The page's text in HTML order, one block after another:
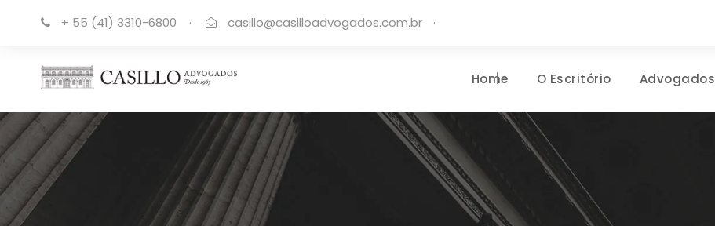
+ 55 (41) 3310-6800 · casillo@casilloadvogados.com.br ·
Home O Escritório Advogados